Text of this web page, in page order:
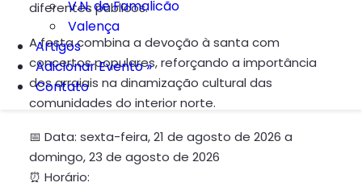
V.N. de Famalicão
Valença
Artigos
Adicionar Evento »
Contato
diferentes públicos.
A festa combina a devoção à santa com
concertos populares, reforçando a importância
dos arraiais na dinamização cultural das
comunidades do interior norte.
📅 Data: sexta-feira, 21 de agosto de 2026 a
domingo, 23 de agosto de 2026
⏰ Horário: